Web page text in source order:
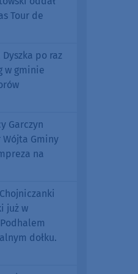
Tour de
po raz
w gminie
Garczyn
Wójta Gminy
na
już w
dołku.